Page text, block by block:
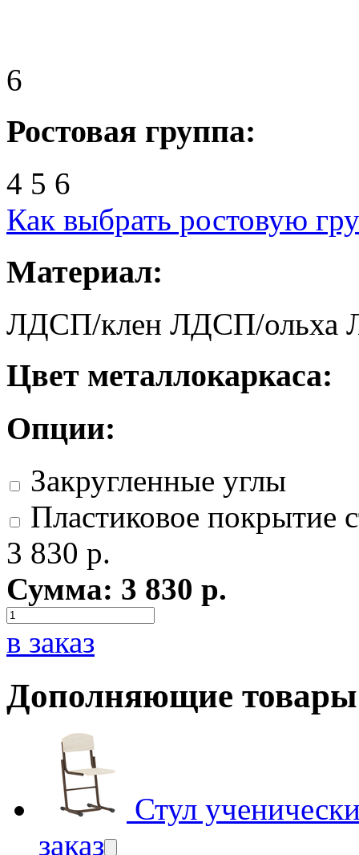
6
Ростовая группа:
4 5 6
Как выбрать ростовую
Материал:
ЛДСП/клен ЛДСП/ольха
Цвет металлокаркаса:
Опции:
Закругленные углы
Пластиковое
3 830 р.
Сумма: 3 830 р.
в заказ
Дополняющие товары
Стул
заказ